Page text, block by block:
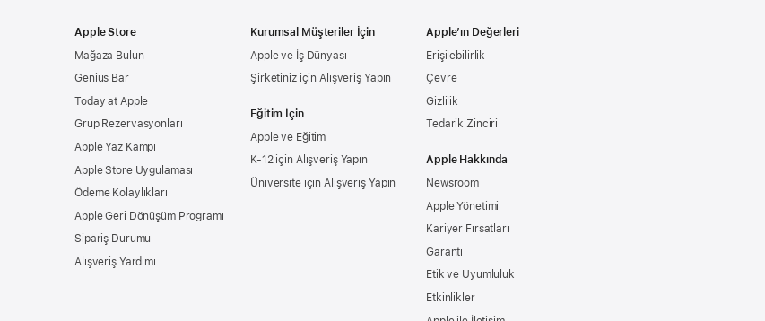
Apple Store
Mağaza Bulun
Genius Bar
Today at Apple
Grup Rezervasyonları
Apple Yaz Kampı
Apple Store Uygulaması
Ödeme Kolaylıkları
Apple Geri Dönüşüm Programı
Sipariş Durumu
Alışveriş Yardımı
Kurumsal Müşteriler İçin
Apple ve İş Dünyası
Şirketiniz için Alışveriş Yapın
Eğitim İçin
Apple ve Eğitim
K-12 için Alışveriş Yapın
Üniversite için Alışveriş Yapın
Apple’ın Değerleri
Erişilebilirlik
Çevre
Gizlilik
Tedarik Zinciri
Apple Hakkında
Newsroom
Apple Yönetimi
Kariyer Fırsatları
Garanti
Etik ve Uyumluluk
Etkinlikler